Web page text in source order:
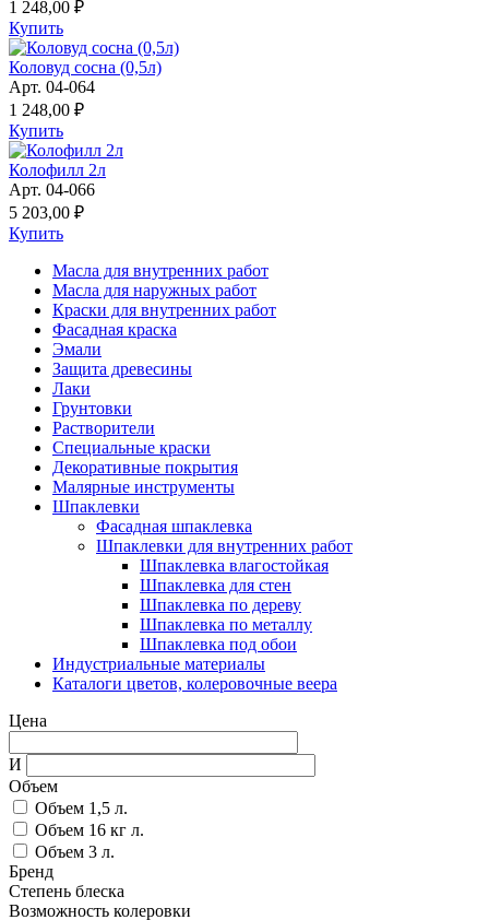
1 248,00 ₽
Купить
Коловуд сосна (0,5л)
Арт. 04-064
1 248,00 ₽
Купить
Колофилл 2л
Арт. 04-066
5 203,00 ₽
Купить
Масла для внутренних работ
Масла для наружных работ
Краски для внутренних работ
Фасадная краска
Эмали
Защита древесины
Лаки
Грунтовки
Растворители
Специальные краски
Декоративные покрытия
Малярные инструменты
Шпаклевки
Фасадная шпаклевка
Шпаклевки для внутренних работ
Шпаклевка влагостойкая
Шпаклевка для стен
Шпаклевка по дереву
Шпаклевка по металлу
Шпаклевка под обои
Индустриальные материалы
Каталоги цветов, колеровочные веера
Цена
И
Объем
Объем 1,5 л.
Объем 16 кг л.
Объем 3 л.
Бренд
Степень блеска
Возможность колеровки